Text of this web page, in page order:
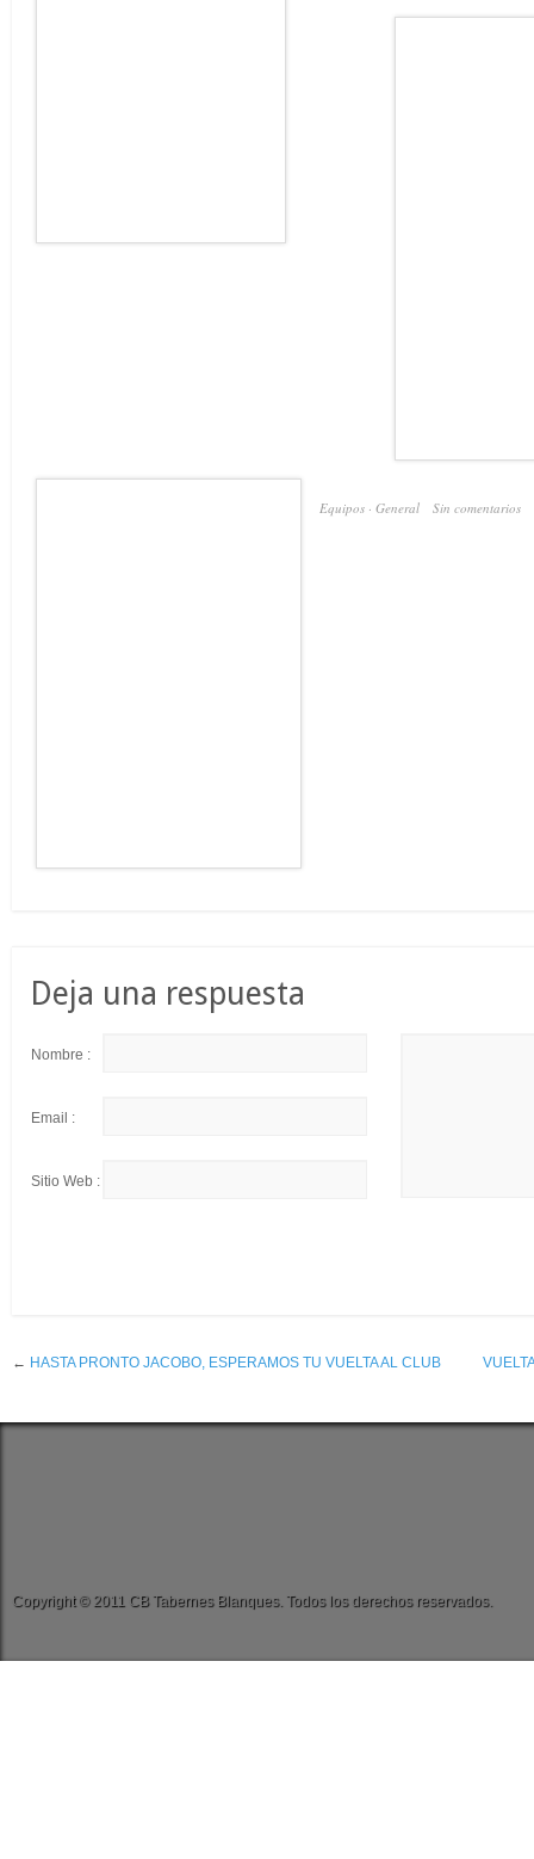
Equipos · General Sin comentarios
Deja una respuesta
Nombre :
Email :
Sitio Web :
← HASTA PRONTO JACOBO, ESPERAMOS TU VUELTA AL CLUB
Copyright © 2011 CB Tabernes Blanques. Todos los derechos reservados.